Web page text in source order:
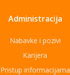
Administracija
Nabavke i pozivi
Karijera
Pristup informacijama